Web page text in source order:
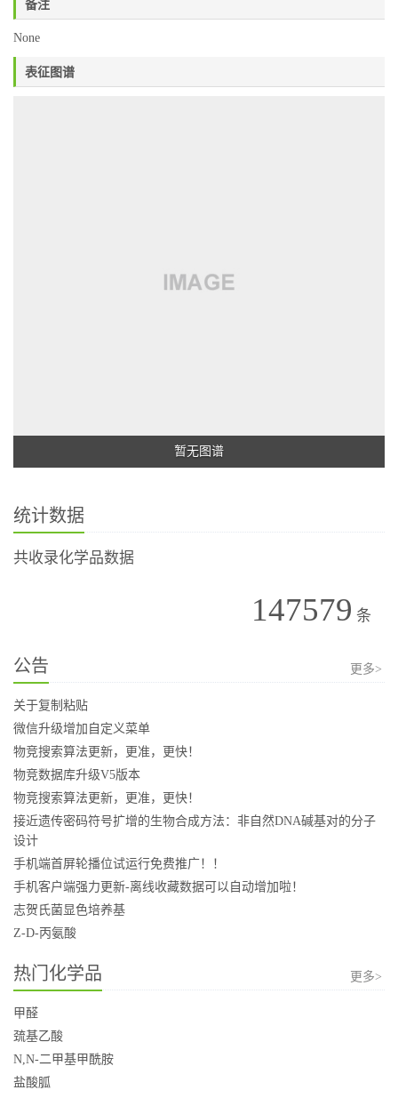
备注
None
表征图谱
暂无图谱
统计数据
共收录化学品数据
147579 条
公告 更多>
关于复制粘贴
微信升级增加自定义菜单
物竞搜索算法更新，更准，更快！
物竞数据库升级V5版本
物竞搜索算法更新，更准，更快！
接近遗传密码符号扩增的生物合成方法：非自然DNA碱基对的分子
设计
手机端首屏轮播位试运行免费推广！！
手机客户端强力更新-离线收藏数据可以自动增加啦！
志贺氏菌显色培养基
Z-D-丙氨酸
热门化学品 更多>
甲醛
巯基乙酸
N,N-二甲基甲酰胺
盐酸胍